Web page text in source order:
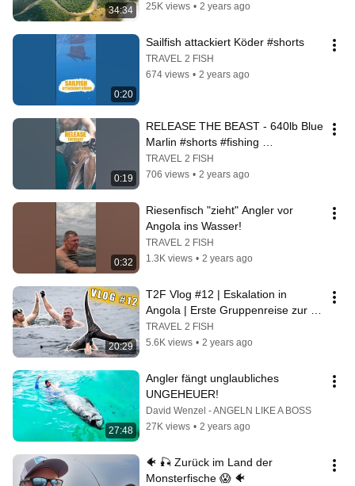
34:34
25K views • 2 years ago
0:20
Sailfish attackiert Köder #shorts
TRAVEL 2 FISH
674 views • 2 years ago
0:19
RELEASE THE BEAST - 640lb Blue
Marlin #shorts #fishing
#angelreisen #travel2fish
TRAVEL 2 FISH
706 views • 2 years ago
0:32
Riesenfisch "zieht" Angler vor
Angola ins Wasser!
TRAVEL 2 FISH
1.3K views • 2 years ago
20:29
T2F Vlog #12 | Eskalation in
Angola | Erste Gruppenreise zur
KWANZA LODGE
TRAVEL 2 FISH
5.6K views • 2 years ago
27:48
Angler fängt unglaubliches
UNGEHEUER!
David Wenzel - ANGELN LIKE A BOSS
27K views • 2 years ago
🐠 🎣 Zurück im Land der
Monsterfische 😱 🐠